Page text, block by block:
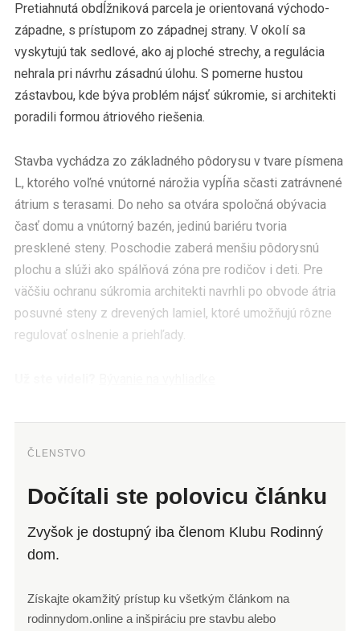
Pretiahnutá obdĺžniková parcela je orientovaná východo-
západne, s prístupom zo západnej strany. V okolí sa
vyskytujú tak sedlové, ako aj ploché strechy, a regulácia
nehrala pri návrhu zásadnú úlohu. S pomerne hustou
zástavbou, kde býva problém nájsť súkromie, si architekti
poradili formou átriového riešenia.
Stavba vychádza zo základného pôdorysu v tvare písmena
L, ktorého voľné vnútorné nárožia vypĺňa sčasti zatrávnené
átrium s terasami. Do neho sa otvára spoločná obývacia
časť domu a vnútorný bazén, jedinú bariéru tvoria
presklené steny. Poschodie zaberá menšiu pôdorysnú
plochu a slúži ako spálňová zóna pre rodičov i deti. Pre
väčšiu ochranu súkromia architekti navrhli po obvode átria
posuvné steny z drevených lamiel, ktoré umožňujú rôzne
regulovať oslnenie a priehľady.
ČLENSTVO
Dočítali ste polovicu článku
Zvyšok je dostupný iba členom Klubu Rodinný
dom.
Získajte okamžitý prístup ku všetkým článkom na
rodinnydom.online a inšpiráciu pre stavbu alebo